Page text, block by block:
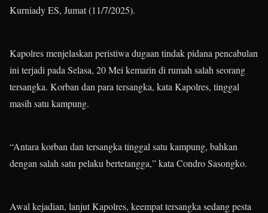
Kurniady ES, Jumat (11/7/2025).
Kapolres menjelaskan peristiwa dugaan tindak pidana pencabulan
ini terjadi pada Selasa, 20 Mei kemarin di rumah salah seorang
tersangka. Korban dan para tersangka, kata Kapolres, tinggal
masih satu kampung.
“Antara korban dan tersangka tinggal satu kampung, bahkan
dengan salah satu pelaku bertetangga,” kata Condro Sasongko.
Awal kejadian, lanjut Kapolres, keempat tersangka sedang pesta